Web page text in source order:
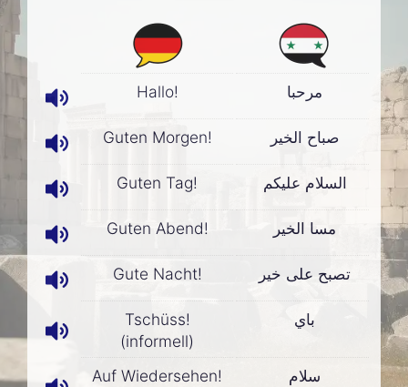
Hallo! مرحبا
Guten Morgen! صباح الخير
Guten Tag! السلام عليكم
Guten Abend! مسا الخير
Gute Nacht! تصبح على خير
Tschüss!
(informell)
باي
Auf Wiedersehen!
سلام